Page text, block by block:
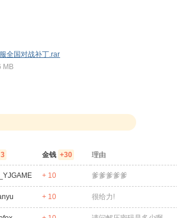
全国对战补丁.rar
MB
3 金钱 +30 理由
+ 10 爹爹爹爹爹
+ 10 很给力!